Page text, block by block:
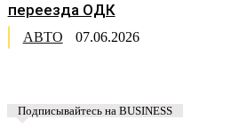
переезда ОДК
АВТО 07.06.2026
Подписывайтесь на BUSINESS